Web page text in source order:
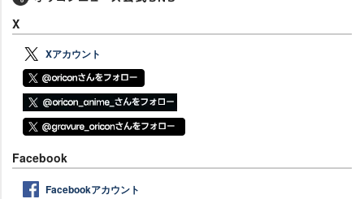
X
Xアカウント
Facebook
Facebookアカウント